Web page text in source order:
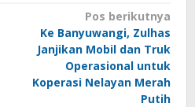
Pos berikutnya
Ke Banyuwangi, Zulhas
Janjikan Mobil dan Truk
Operasional untuk
Koperasi Nelayan Merah
Putih